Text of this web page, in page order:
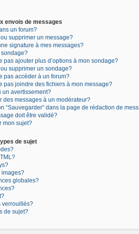
envois de messages
un forum?
supprimer un message?
signature à mes messages?
sondage?
pas ajouter plus d’options à mon sondage?
supprimer un sondage?
pas accéder à un forum?
pas joindre des fichiers à mon message?
un avertissement?
des messages à un modérateur?
“Sauvegarder” dans la page de rédaction de
doit être validé?
mon sujet?
de sujet
images?
globales?
verrouillés?
de sujet?